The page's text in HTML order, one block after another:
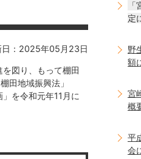
日：2025年05月23日
図り、もって棚田
田地域振興法」
を令和元年11月に
定
野
額
宮
概
平
会